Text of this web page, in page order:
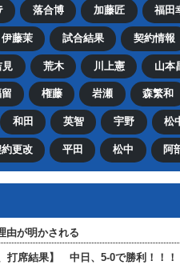
落合博 加藤匠 福田
伊藤茉 試合結果 契約情報
見 荒木 川上憲 山本
権藤 岩瀬 森繁和
和田 英智 宇野 松
更改 平田 松中 阿
由が明かされる
打席結果】 中日、5-0で勝利！！